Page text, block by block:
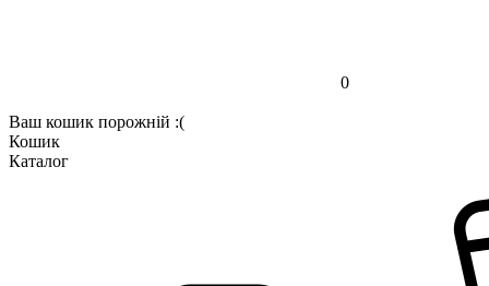
0
Ваш кошик порожній :(
Кошик
Каталог